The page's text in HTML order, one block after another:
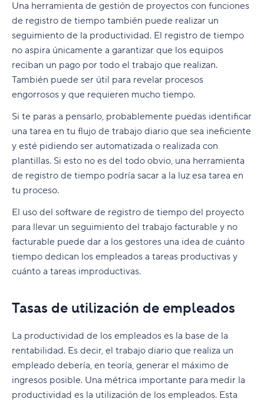
Una herramienta de gestión de proyectos con funciones
de registro de tiempo también puede realizar un
seguimiento de la productividad. El registro de tiempo
no aspira únicamente a garantizar que los equipos
reciban un pago por todo el trabajo que realizan.
También puede ser útil para revelar procesos
engorrosos y que requieren mucho tiempo.
Si te paras a pensarlo, probablemente puedas identificar
una tarea en tu flujo de trabajo diario que sea ineficiente
y esté pidiendo ser automatizada o realizada con
plantillas. Si esto no es del todo obvio, una herramienta
de registro de tiempo podría sacar a la luz esa tarea en
tu proceso.
El uso del software de registro de tiempo del proyecto
para llevar un seguimiento del trabajo facturable y no
facturable puede dar a los gestores una idea de cuánto
tiempo dedican los empleados a tareas productivas y
cuánto a tareas improductivas.
Tasas de utilización de empleados
La productividad de los empleados es la base de la
rentabilidad. Es decir, el trabajo diario que realiza un
empleado debería, en teoría, generar el máximo de
ingresos posible. Una métrica importante para medir la
productividad es la utilización de los empleados. Esta